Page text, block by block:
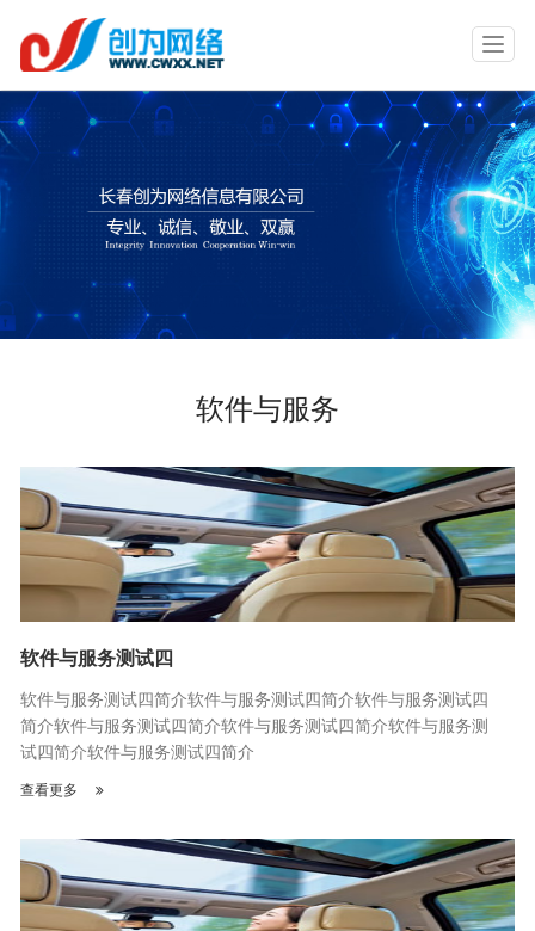
T
o
g
g
l
e
n
a
v
i
g
a
t
软件与服务
软件与服务测试四
软件与服务测试四简介软件与服务测试四简介软件与服务测试四
简介软件与服务测试四简介软件与服务测试四简介软件与服务测
试四简介软件与服务测试四简介
查看更多